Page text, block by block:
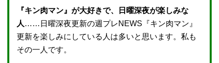
『キン肉マン』が大好きで、日曜深夜が楽しみな
人 ……日曜深夜更新の週プレNEWS『キン肉マン』
更新を楽しみにしている人は多いと思います。私も
その一人です。